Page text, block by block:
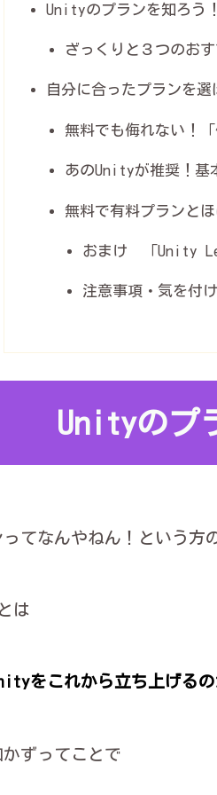
Unityのプランを知ろう
ざっくりと３つのお
自分に合ったプランを選
無料でも侮れない！
あのUnityが推奨！基
無料で有料プランと
おまけ 「Unity
注意事項・気を付
Unityのプ
てなんやねん！という方
は
をこれから立ち上げる
ずってことで